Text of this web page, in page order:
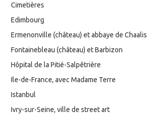
Cimetières
Edimbourg
Ermenonville (château) et abbaye de Chaalis
Fontainebleau (château) et Barbizon
Hôpital de la Pitié-Salpêtrière
Ile-de-France, avec Madame Terre
Istanbul
Ivry-sur-Seine, ville de street art